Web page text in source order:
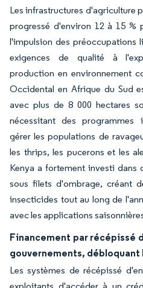
Les infrastructures d'agriculture
progressé d'environ 12 à 15 %
l'impulsion des préoccupations
exigences de qualité à
production en environnement
Occidental en Afrique du Sud
avec plus de 8 000 hectares
nécessitant des programmes
gérer les populations de
les thrips, les pucerons et les
Kenya a fortement investi dans
sous filets d'ombrage, créant
insecticides tout au long de
avec les applications
Financement par récépissé
gouvernements,
Les systèmes de récépissé